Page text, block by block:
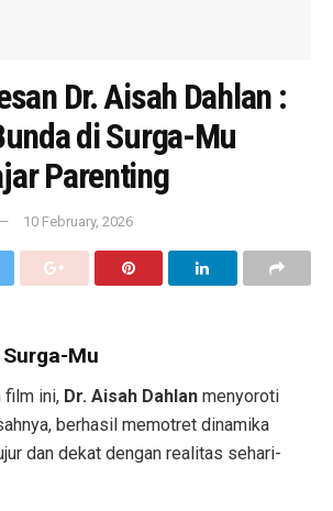
Dr. Aisah Dahlan :
di Surga-Mu
Parenting
10 February, 2026
Mu
film ini, Dr. Aisah Dahlan menyoroti
berhasil memotret dinamika
dan dekat dengan realitas sehari-